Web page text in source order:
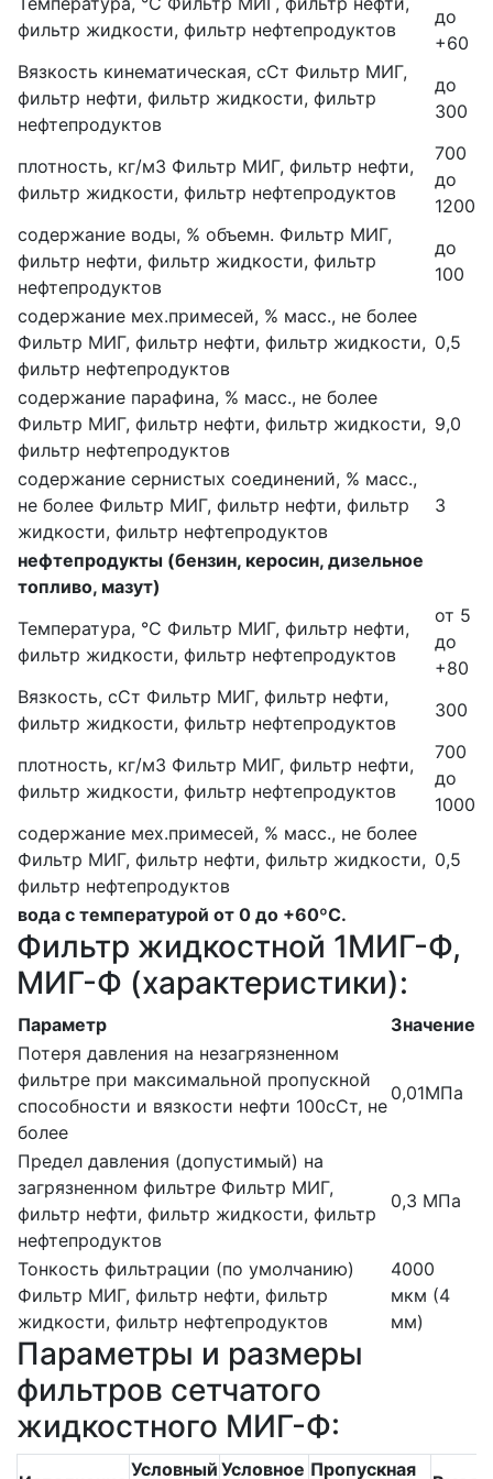
фильтр жидкости, фильтр нефтепродуктов
до
+60
Вязкость кинематическая, сСт Фильтр МИГ,
фильтр нефти, фильтр жидкости, фильтр
нефтепродуктов
до
300
плотность, кг/м3 Фильтр МИГ, фильтр нефти,
фильтр жидкости, фильтр нефтепродуктов
700
до
1200
содержание воды, % объемн. Фильтр МИГ,
фильтр нефти, фильтр жидкости, фильтр
нефтепродуктов
до
100
содержание мех.примесей, % масс., не более
Фильтр МИГ, фильтр нефти, фильтр жидкости,
фильтр нефтепродуктов
0,5
содержание парафина, % масс., не более
Фильтр МИГ, фильтр нефти, фильтр жидкости,
фильтр нефтепродуктов
9,0
содержание сернистых соединений, % масс.,
не более Фильтр МИГ, фильтр нефти, фильтр
жидкости, фильтр нефтепродуктов
3
нефтепродукты (бензин, керосин, дизельное
топливо, мазут)
Температура, °С Фильтр МИГ, фильтр нефти,
фильтр жидкости, фильтр нефтепродуктов
от 5
до
+80
Вязкость, сСт Фильтр МИГ, фильтр нефти,
фильтр жидкости, фильтр нефтепродуктов
300
плотность, кг/м3 Фильтр МИГ, фильтр нефти,
фильтр жидкости, фильтр нефтепродуктов
700
до
1000
содержание мех.примесей, % масс., не более
Фильтр МИГ, фильтр нефти, фильтр жидкости,
фильтр нефтепродуктов
0,5
вода с температурой от 0 до +60ºС.
Фильтр жидкостной 1МИГ-Ф,
МИГ-Ф (характеристики):
Параметр
Значение
Потеря давления на незагрязненном
фильтре при максимальной пропускной
способности и вязкости нефти 100сСт, не
более
0,01МПа
Предел давления (допустимый) на
загрязненном фильтре Фильтр МИГ,
фильтр нефти, фильтр жидкости, фильтр
нефтепродуктов
0,3 МПа
Тонкость фильтрации (по умолчанию)
Фильтр МИГ, фильтр нефти, фильтр
жидкости, фильтр нефтепродуктов
4000
мкм (4
мм)
Параметры и размеры
фильтров сетчатого
жидкостного МИГ-Ф:
Условный Условное Пропускная